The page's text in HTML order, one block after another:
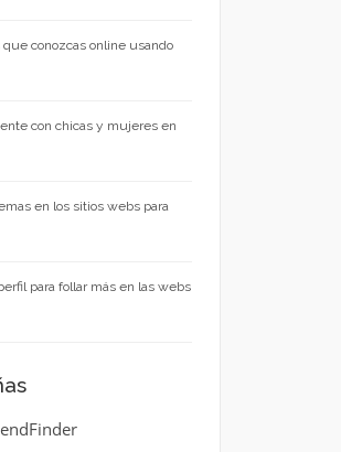
conozcas online usando
con chicas y mujeres en
en los sitios webs para
para follar más en las webs